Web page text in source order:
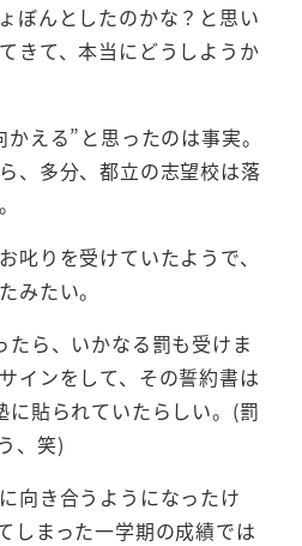
ぼんとしたのかな？と思い
きて、本当にどうしようか
える”と思ったのは事実。
、多分、都立の志望校は落
叱りを受けていたようで、
みたい。
たら、いかなる罰も受けま
インをして、その誓約書は
に貼られていたらしい。(罰
、笑)
向き合うようになったけ
しまった一学期の成績では